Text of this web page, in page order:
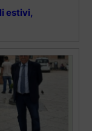
estivi,